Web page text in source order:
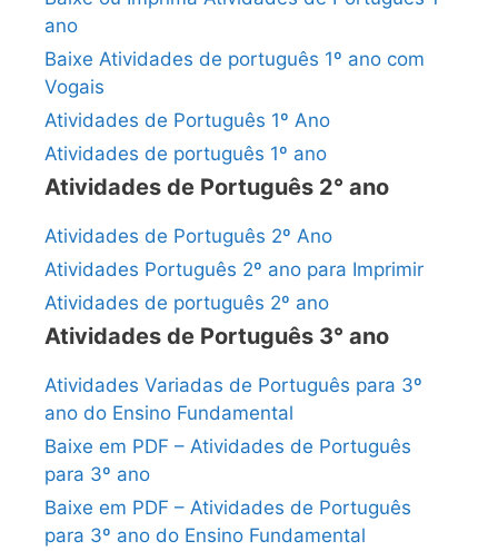
ano
Baixe Atividades de português 1º ano com
Vogais
Atividades de Português 1º Ano
Atividades de português 1º ano
Atividades de Português 2° ano
Atividades de Português 2º Ano
Atividades Português 2º ano para Imprimir
Atividades de português 2º ano
Atividades de Português 3° ano
Atividades Variadas de Português para 3º
ano do Ensino Fundamental
Baixe em PDF – Atividades de Português
para 3º ano
Baixe em PDF – Atividades de Português
para 3º ano do Ensino Fundamental